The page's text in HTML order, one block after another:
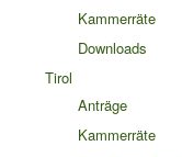
Kammerräte
Downloads
Tirol
Anträge
Kammerräte